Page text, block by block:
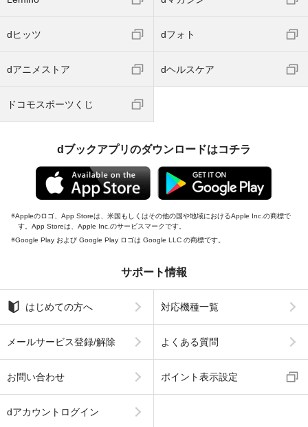
dヒッツ dフォト
dアニメストア dヘルスケア
ドコモスポーツくじ
dブックアプリのダウンロードはコチラ
Appleのロゴ、App Storeは、米国もしくはその他の国や地域におけるApple Inc.の商標で
す。App Storeは、Apple Inc.のサービスマークです。
Google Play および Google Play ロゴは Google LLC の商標です。
サポート情報
はじめての方へ 対応機種一覧
メールサービス登録/解除 よくある質問
お問い合わせ ポイント表示設定
dアカウントログイン